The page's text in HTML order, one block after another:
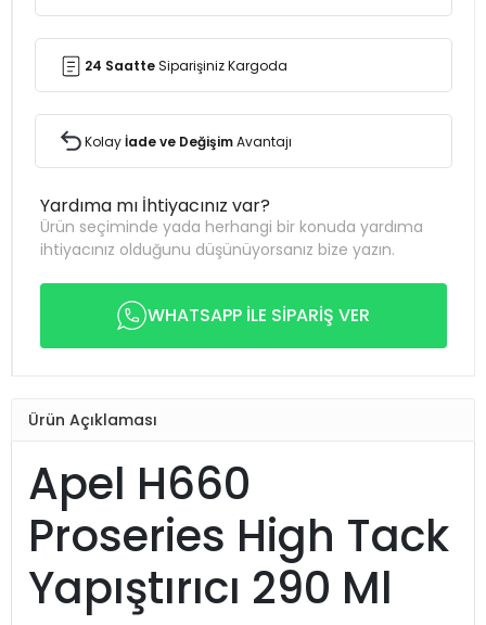
24 SaatteSiparişiniz Kargoda
Kolayİade ve DeğişimAvantajı
Yardıma mı İhtiyacınız var?
Ürün seçiminde yada herhangi bir konuda yardıma
ihtiyacınız olduğunu düşünüyorsanız bize yazın.
WHATSAPP İLE SİPARİŞ VER
Ürün Açıklaması
Apel H660
Proseries High Tack
Yapıştırıcı 290 Ml